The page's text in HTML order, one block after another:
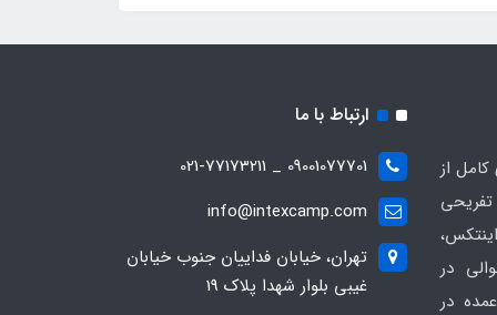
از
در
در
ارتباط با ما
09001077701 _ 021-77173211
info@intexcamp.com
تهران، خیابان فداییان جنوب خیابان
غیبی بلوار شهدا پلاک 19